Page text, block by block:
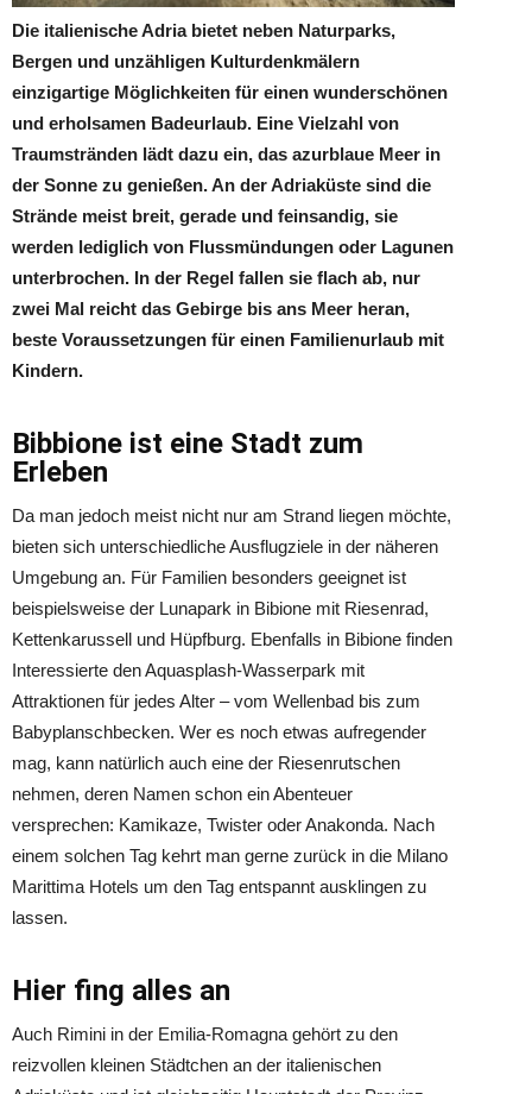
Die italienische Adria bietet neben Naturparks,
Bergen und unzähligen Kulturdenkmälern
einzigartige Möglichkeiten für einen wunderschönen
und erholsamen Badeurlaub. Eine Vielzahl von
Traumstränden lädt dazu ein, das azurblaue Meer in
der Sonne zu genießen. An der Adriaküste sind die
Strände meist breit, gerade und feinsandig, sie
werden lediglich von Flussmündungen oder Lagunen
unterbrochen. In der Regel fallen sie flach ab, nur
zwei Mal reicht das Gebirge bis ans Meer heran,
beste Voraussetzungen für einen Familienurlaub mit
Kindern.
Bibbione ist eine Stadt zum
Erleben
Da man jedoch meist nicht nur am Strand liegen möchte,
bieten sich unterschiedliche Ausflugziele in der näheren
Umgebung an. Für Familien besonders geeignet ist
beispielsweise der Lunapark in Bibione mit Riesenrad,
Kettenkarussell und Hüpfburg. Ebenfalls in Bibione finden
Interessierte den Aquasplash-Wasserpark mit
Attraktionen für jedes Alter – vom Wellenbad bis zum
Babyplanschbecken. Wer es noch etwas aufregender
mag, kann natürlich auch eine der Riesenrutschen
nehmen, deren Namen schon ein Abenteuer
versprechen: Kamikaze, Twister oder Anakonda. Nach
einem solchen Tag kehrt man gerne zurück in die Milano
Marittima Hotels um den Tag entspannt ausklingen zu
lassen.
Hier fing alles an
Auch Rimini in der Emilia-Romagna gehört zu den
reizvollen kleinen Städtchen an der italienischen